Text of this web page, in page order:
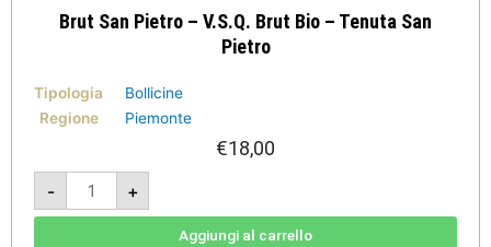
Brut San Pietro – V.S.Q. Brut Bio – Tenuta San
Pietro
Tipologia
Bollicine
Regione
Piemonte
€18,00
-
Brut
San
Pietro
-
+
Aggiungi al carrello